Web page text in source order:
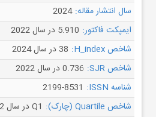
سال انتشار مقاله: 2024
ایمپکت فاکتور: 5.910 در سال 2022
شاخص H_index:
38 در سال 2024
شاخص SJR:
0.736 در سال 2022
شناسه ISSN:
2199-8531
شاخص Quartile (چارک):
Q1 در سال 2022